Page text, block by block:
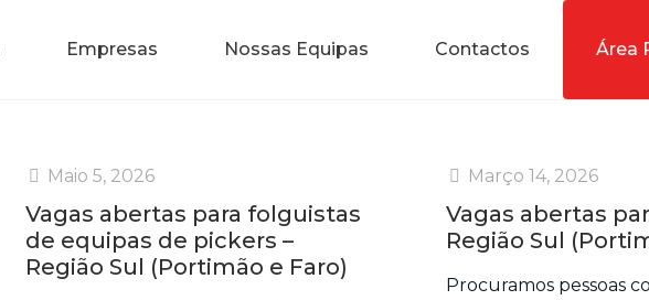
Empresas Nossas Equipas Contactos Área
Maio 5, 2026
Vagas abertas para folguistas
de equipas de pickers –
Região Sul (Portimão e Faro)
Março 14, 2026
Vagas abertas
Região Sul
Procuramos pessoas